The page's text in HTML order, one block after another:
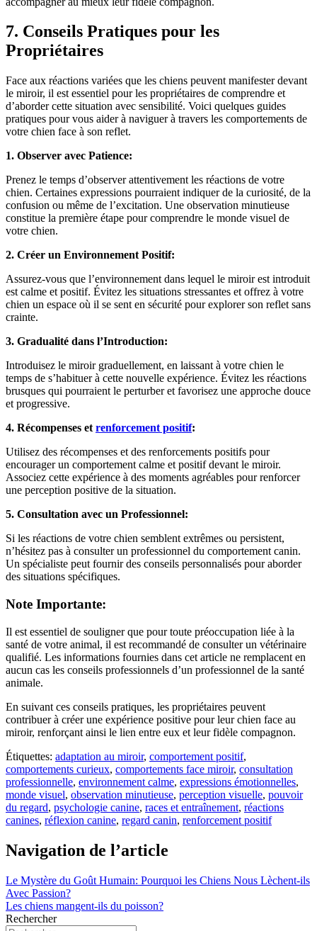
7. Conseils Pratiques pour les
Propriétaires
Face aux réactions variées que les chiens peuvent manifester devant
le miroir, il est essentiel pour les propriétaires de comprendre et
d’aborder cette situation avec sensibilité. Voici quelques guides
pratiques pour vous aider à naviguer à travers les comportements de
votre chien face à son reflet.
1. Observer avec Patience:
Prenez le temps d’observer attentivement les réactions de votre
chien. Certaines expressions pourraient indiquer de la curiosité, de la
confusion ou même de l’excitation. Une observation minutieuse
constitue la première étape pour comprendre le monde visuel de
votre chien.
2. Créer un Environnement Positif:
Assurez-vous que l’environnement dans lequel le miroir est introduit
est calme et positif. Évitez les situations stressantes et offrez à votre
chien un espace où il se sent en sécurité pour explorer son reflet sans
crainte.
3. Gradualité dans l’Introduction:
Introduisez le miroir graduellement, en laissant à votre chien le
temps de s’habituer à cette nouvelle expérience. Évitez les réactions
brusques qui pourraient le perturber et favorisez une approche douce
et progressive.
4. Récompenses et renforcement positif:
Utilisez des récompenses et des renforcements positifs pour
encourager un comportement calme et positif devant le miroir.
Associez cette expérience à des moments agréables pour renforcer
une perception positive de la situation.
5. Consultation avec un Professionnel:
Si les réactions de votre chien semblent extrêmes ou persistent,
n’hésitez pas à consulter un professionnel du comportement canin.
Un spécialiste peut fournir des conseils personnalisés pour aborder
des situations spécifiques.
Note Importante:
Il est essentiel de souligner que pour toute préoccupation liée à la
santé de votre animal, il est recommandé de consulter un vétérinaire
qualifié. Les informations fournies dans cet article ne remplacent en
aucun cas les conseils professionnels d’un professionnel de la santé
animale.
En suivant ces conseils pratiques, les propriétaires peuvent
contribuer à créer une expérience positive pour leur chien face au
miroir, renforçant ainsi le lien entre eux et leur fidèle compagnon.
Étiquettes: adaptation au miroir, comportement positif,
comportements curieux, comportements face miroir, consultation
professionnelle, environnement calme, expressions émotionnelles,
monde visuel, observation minutieuse, perception visuelle, pouvoir
du regard, psychologie canine, races et entraînement, réactions
canines, réflexion canine, regard canin, renforcement positif
Navigation de l’article
Le Mystère du Goût Humain: Pourquoi les Chiens Nous Lèchent-ils
Avec Passion?
Les chiens mangent-ils du poisson?
Rechercher